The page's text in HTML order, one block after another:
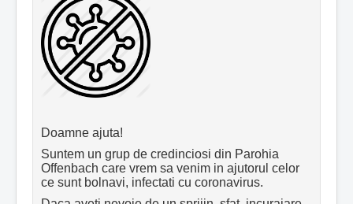
Doamne ajuta!
Suntem un grup de credinciosi din Parohia
Offenbach care vrem sa venim in ajutorul celor
ce sunt bolnavi, infectati cu coronavirus.